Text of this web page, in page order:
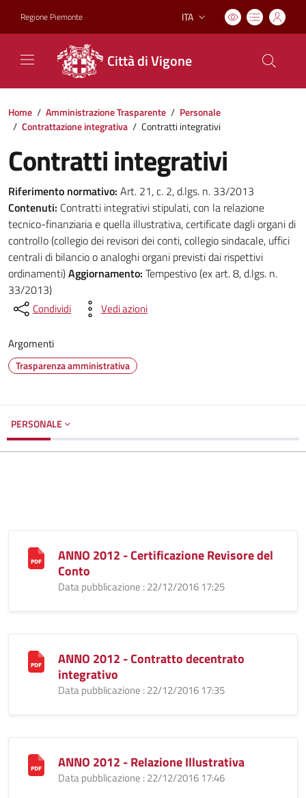
Regione Piemonte Lingua attiva:
ITA
Città di Vigone
Home / Amministrazione Trasparente / Personale
/ Contrattazione integrativa / Contratti integrativi
Contratti integrativi
Riferimento normativo: Art. 21, c. 2, d.lgs. n. 33/2013
Contenuti: Contratti integrativi stipulati, con la relazione
tecnico-finanziaria e quella illustrativa, certificate dagli organi di
controllo (collegio dei revisori dei conti, collegio sindacale, uffici
centrali di bilancio o analoghi organi previsti dai rispettivi
ordinamenti)Aggiornamento: Tempestivo (ex art. 8, d.lgs. n.
33/2013)
Condividi Vedi azioni
Argomenti
Trasparenza amministrativa
PERSONALE
ANNO 2012 - Certificazione Revisore del
Conto
Data pubblicazione : 22/12/2016 17:25
ANNO 2012 - Contratto decentrato
integrativo
Data pubblicazione : 22/12/2016 17:35
ANNO 2012 - Relazione Illustrativa
Data pubblicazione : 22/12/2016 17:46